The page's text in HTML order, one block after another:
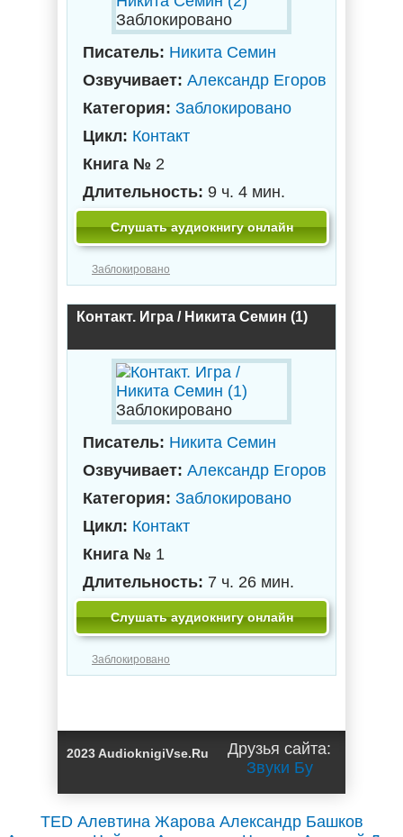
Заблокировано
Писатель: Никита Семин
Озвучивает: Александр Егоров
Категория: Заблокировано
Цикл: Контакт
Книга № 2
Длительность: 9 ч. 4 мин.
Слушать аудиокнигу онлайн
Заблокировано
Контакт. Игра / Никита Семин (1)
Заблокировано
Писатель: Никита Семин
Озвучивает: Александр Егоров
Категория: Заблокировано
Цикл: Контакт
Книга № 1
Длительность: 7 ч. 26 мин.
Слушать аудиокнигу онлайн
Заблокировано
2023 AudioknigiVse.Ru
Друзья сайта:
Звуки Бу
TED Алевтина Жарова Александр Башков